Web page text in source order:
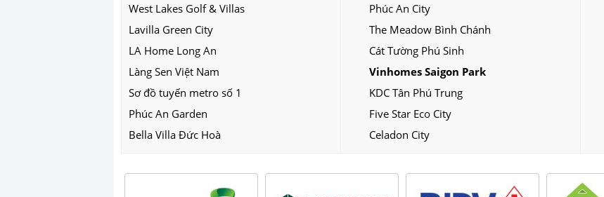
West Lakes Golf & Villas
Lavilla Green City
LA Home Long An
Làng Sen Việt Nam
Sơ đồ tuyến metro số 1
Phúc An Garden
Bella Villa Đức Hoà
Phúc An City
The Meadow Bình Chánh
Cát Tường Phú Sinh
Vinhomes Saigon Park
KDC Tân Phú Trung
Five Star Eco City
Celadon City